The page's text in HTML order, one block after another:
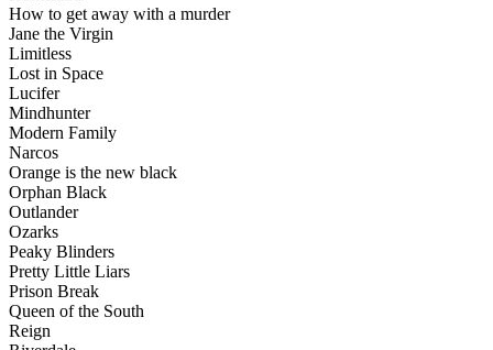
How to get away with a murder
Jane the Virgin
Limitless
Lost in Space
Lucifer
Mindhunter
Modern Family
Narcos
Orange is the new black
Orphan Black
Outlander
Ozarks
Peaky Blinders
Pretty Little Liars
Prison Break
Queen of the South
Reign